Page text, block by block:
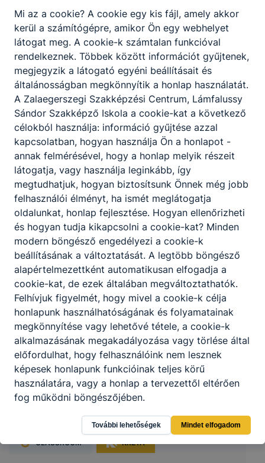
Lámfalussy Sándor Szakképző Iskola
8960 Lenti, Petőfi S. út 23.
CLASSROOM KRÉTA
Mi az a cookie? A cookie egy kis fájl, amely akkor
kerül a számítógépre, amikor Ön egy webhelyet
látogat meg. A cookie-k számtalan funkcióval
rendelkeznek. Többek között információt gyűjtenek,
megjegyzik a látogató egyéni beállításait és
általánosságban megkönnyítik a honlap használatát.
A Zalaegerszegi Szakképzési Centrum, Lámfalussy
Sándor Szakképző Iskola a cookie-kat a következő
célokból használja: információ gyűjtése azzal
kapcsolatban, hogyan használja Ön a honlapot -
annak felmérésével, hogy a honlap melyik részeit
látogatja, vagy használja leginkább, így
megtudhatjuk, hogyan biztosítsunk Önnek még jobb
felhasználói élményt, ha ismét meglátogatja
oldalunkat, honlap fejlesztése. Hogyan ellenőrizheti
és hogyan tudja kikapcsolni a cookie-kat? Minden
modern böngésző engedélyezi a cookie-k
beállításának a változtatását. A legtöbb böngésző
alapértelmezettként automatikusan elfogadja a
cookie-kat, de ezek általában megváltoztathatók.
Felhívjuk figyelmét, hogy mivel a cookie-k célja
honlapunk használhatóságának és folyamatainak
megkönnyítése vagy lehetővé tétele, a cookie-k
alkalmazásának megakadályozása vagy törlése által
előfordulhat, hogy felhasználóink nem lesznek
képesek honlapunk funkcióinak teljes körű
használatára, vagy a honlap a tervezettől eltérően
fog működni böngészőjében.
További lehetőségek Mindet elfogadom